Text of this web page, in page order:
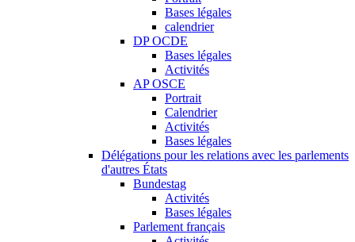
Bases légales
calendrier
DP OCDE
Bases légales
Activités
AP OSCE
Portrait
Calendrier
Activités
Bases légales
Délégations pour les relations avec les parlements
d'autres États
Bundestag
Activités
Bases légales
Parlement français